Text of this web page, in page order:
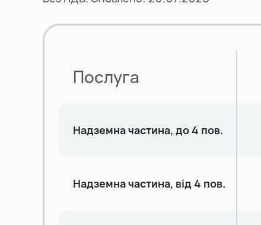
Послуга
Надземна частина, до 4 пов.
Надземна частина, від 4 пов.